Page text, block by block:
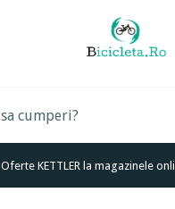
Oferte KETTLER la magazinele